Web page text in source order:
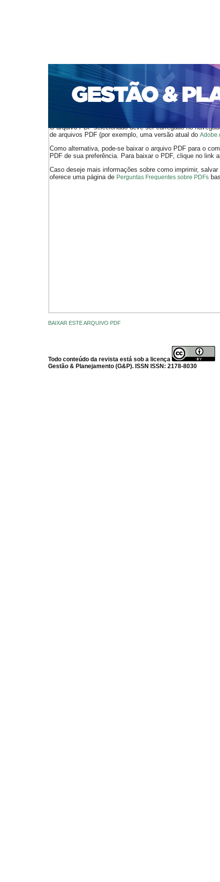
CAPA SOBRE ACESSO CADASTRO
PORTAL DE REVISTAS DA UNIFACS
SUBMISSÕES
PARA SUBMISSÃO DE ARTIGOS
TUTORIAL PARA
Capa Bueno
O arquivo PDF selecionado deve ser carregado no
de arquivos PDF (por exemplo, uma versão atual do Adobe
Como alternativa, pode-se baixar o arquivo PDF para o
PDF de sua preferência. Para baixar o PDF, clique no link
Caso deseje mais informações sobre como imprimir,
oferece uma página de Perguntas Frequentes sobre PDFs
BAIXAR ESTE ARQUIVO PDF
Todo conteúdo da revista está sob a licença
Gestão & Planejamento (G&P). ISSN ISSN: 2178-8030